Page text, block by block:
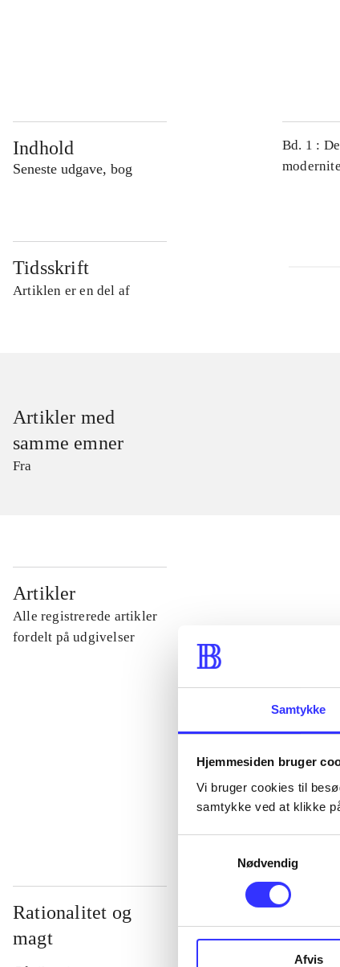
Samtykke
Hjemmesiden bruger
Vi bruger cookies til
samtykke ved at klikke
Nødvendig
Afvis
Indhold
Seneste udgave, bog
Bd. 1 :
Tidsskrift
Artiklen er en del af
Artikler med
samme emner
Fra
Artikler
Alle registrerede artikler
fordelt på udgivelser
...
...
...
Rationalitet og
magt